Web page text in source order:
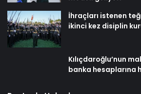
İhraçları istenen
ikinci kez disiplin
Kılıçdaroğlu’nun
banka hesaplarına